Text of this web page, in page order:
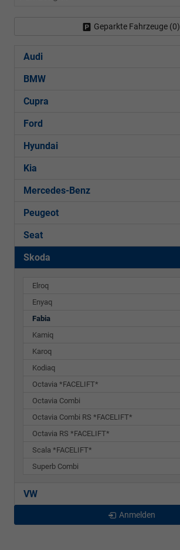
Geparkte Fahrzeuge (0)
Audi
BMW
Cupra
Ford
Hyundai
Kia
Mercedes-Benz
Peugeot
Seat
Skoda
Elroq
Enyaq
Fabia
Kamiq
Karoq
Kodiaq
Octavia *FACELIFT*
Octavia Combi
Octavia Combi RS *FACELIFT*
Octavia RS *FACELIFT*
Scala *FACELIFT*
Superb Combi
VW
Anmelden